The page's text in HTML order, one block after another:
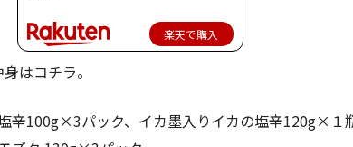
楽天で購入
はコチラ。
辛100g×3パック、イカ墨入りイカの塩辛120g×１